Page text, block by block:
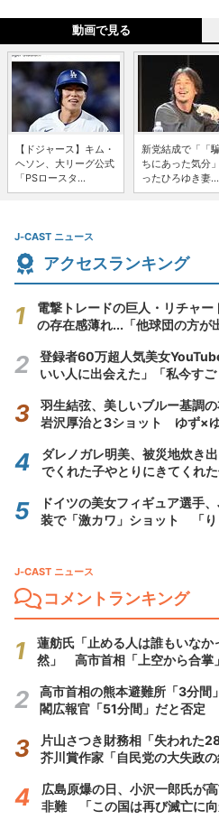
動画で見る
【ドジャース】キム・
ヘソン、大リーグ公式
「PSロースタ...
新党結成で「「
ちにあった気分
ったひろゆき妻...
J-CAST ニュース
アクセスランキング
電撃トレードの巨人・リチャ
の存在感薄れ...「他球団の方が
登録者60万超人気美女
いい人に出会えた」「私今すご
羽生結弦、美しいブルー基調
岩沢厚治と3ショット ゆず×
ダレノガレ明美、被災地炊き
でくれた子やとりにきてくれた
ドイツの美女フィギュア選手
装で「激カワ」ショット 「り
J-CAST ニュース
コメントランキング
蓮舫氏「止める人は誰もいな
然」 高市首相「上空から合掌
高市首相の熊本避難所「3分
閣広報官「51分間」だと否定
片山さつき財務相「失われた
芥川賞作家「自民党の大失政の
広島原爆の日、小沢一郎氏が
非難 「この国は再び滅亡に向